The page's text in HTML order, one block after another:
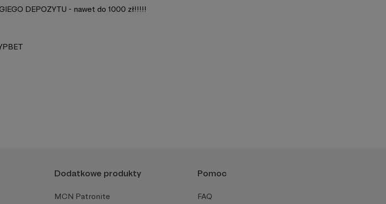
DEPOZYTU - nawet do 1000 zł!!!!!
Dodatkowe produkty
MCN Patronite
Pomoc
FAQ